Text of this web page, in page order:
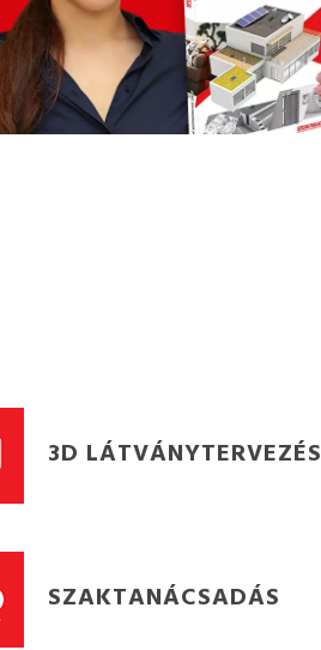
3D LÁTVÁNYTERVEZÉS
SZAKTANÁCSADÁS